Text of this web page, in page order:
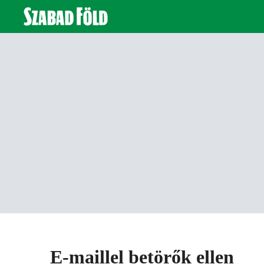
E-maillel betörők ellen